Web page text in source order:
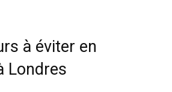
à éviter en
Londres